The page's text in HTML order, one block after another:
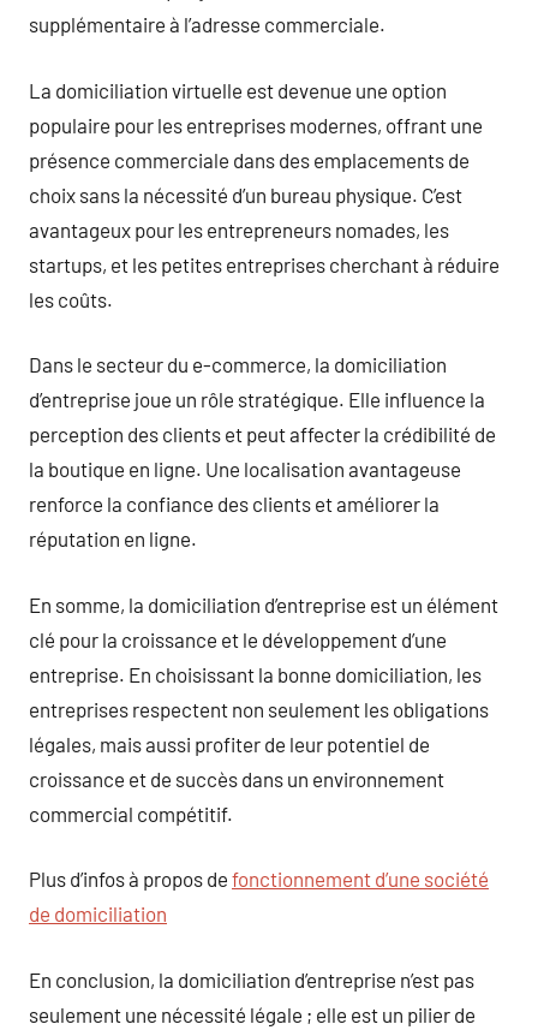
supplémentaire à l’adresse commerciale.
La domiciliation virtuelle est devenue une option
populaire pour les entreprises modernes, offrant une
présence commerciale dans des emplacements de
choix sans la nécessité d’un bureau physique. C’est
avantageux pour les entrepreneurs nomades, les
startups, et les petites entreprises cherchant à réduire
les coûts.
Dans le secteur du e-commerce, la domiciliation
d’entreprise joue un rôle stratégique. Elle influence la
perception des clients et peut affecter la crédibilité de
la boutique en ligne. Une localisation avantageuse
renforce la confiance des clients et améliorer la
réputation en ligne.
En somme, la domiciliation d’entreprise est un élément
clé pour la croissance et le développement d’une
entreprise. En choisissant la bonne domiciliation, les
entreprises respectent non seulement les obligations
légales, mais aussi profiter de leur potentiel de
croissance et de succès dans un environnement
commercial compétitif.
Plus d’infos à propos de fonctionnement d’une société
de domiciliation
En conclusion, la domiciliation d’entreprise n’est pas
seulement une nécessité légale ; elle est un pilier de